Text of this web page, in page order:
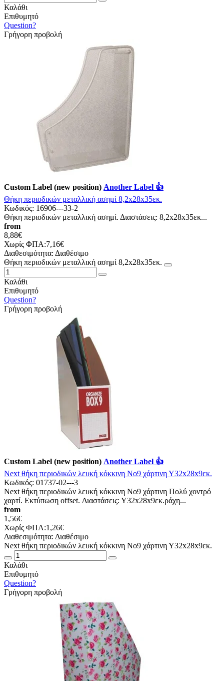
Καλάθι
Επιθυμητό
Question?
Γρήγορη προβολή
Custom Label (new position) Another Label 👍
Θήκη περιοδικών μεταλλική ασημί 8,2x28x35εκ.
Κωδικός: 16906---33-2
Θήκη περιοδικών μεταλλική ασημί. Διαστάσεις: 8,2x28x35εκ...
from
8,88€
Χωρίς ΦΠΑ:7,16€
Διαθεσιμότητα: Διαθέσιμο
Θήκη περιοδικών μεταλλική ασημί 8,2x28x35εκ.
Καλάθι
Επιθυμητό
Question?
Γρήγορη προβολή
Custom Label (new position) Another Label 👍
Next θήκη περιοδικών λευκή κόκκινη Νο9 χάρτινη Υ32x28x9εκ.
Κωδικός: 01737-02---3
Next θήκη περιοδικών λευκή κόκκινη Νο9 χάρτινη Πολύ χοντρό
χαρτί. Εκτύπωση offset. Διαστάσεις: Υ32x28x9εκ.ράχη...
from
1,56€
Χωρίς ΦΠΑ:1,26€
Διαθεσιμότητα: Διαθέσιμο
Next θήκη περιοδικών λευκή κόκκινη Νο9 χάρτινη Υ32x28x9εκ.
Καλάθι
Επιθυμητό
Question?
Γρήγορη προβολή